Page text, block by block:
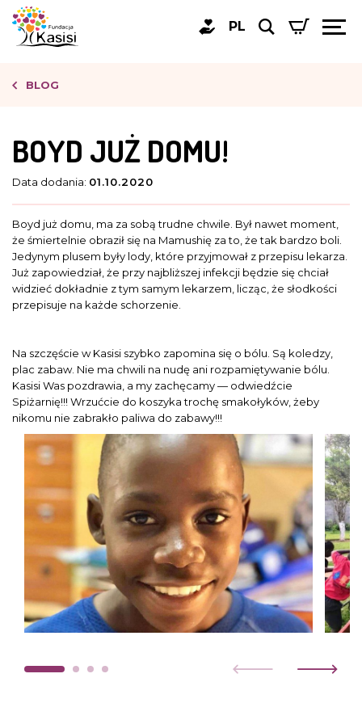
PL
BLOG
BOYD JUŻ DOMU!
Data dodania: 01.10.2020
Boyd już domu, ma za sobą trudne chwile. Był nawet moment,
że śmiertelnie obraził się na Mamushię za to, że tak bardzo boli.
Jedynym plusem były lody, które przyjmował z przepisu lekarza.
Już zapowiedział, że przy najbliższej infekcji będzie się chciał
widzieć dokładnie z tym samym lekarzem, licząc, że słodkości
przepisuje na każde schorzenie.
Na szczęście w Kasisi szybko zapomina się o bólu. Są koledzy,
plac zabaw. Nie ma chwili na nudę ani rozpamiętywanie bólu.
Kasisi Was pozdrawia, a my zachęcamy — odwiedźcie
Spiżarnię!!! Wrzućcie do koszyka trochę smakołyków, żeby
nikomu nie zabrakło paliwa do zabawy!!!